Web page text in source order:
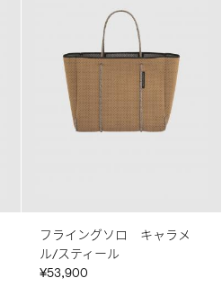
フライングソロ キャラメ
ル/スティール
¥53,900